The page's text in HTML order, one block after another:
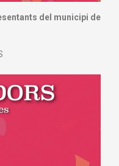
del municipi de